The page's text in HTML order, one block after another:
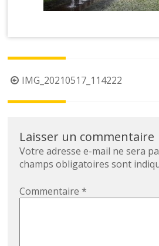
IMG_20210517_114222
Laisser un commentaire
Votre adresse e-mail ne sera
champs obligatoires sont
Commentaire*